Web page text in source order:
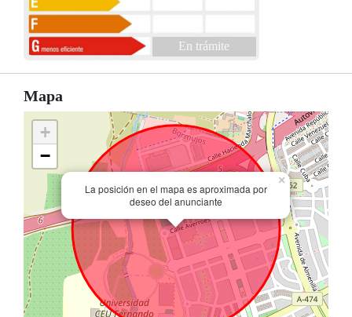
En trámite
Mapa
La posición en el mapa es aproximada por
deseo del anunciante
×
+
−